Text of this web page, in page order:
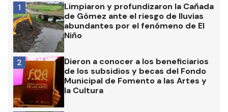
Limpiaron y profundizaron la Cañada
de Gómez ante el riesgo de lluvias
abundantes por el fenómeno de El
Niño
1
Dieron a conocer a los beneficiarios
de los subsidios y becas del Fondo
Municipal de Fomento a las Artes y
la Cultura
2